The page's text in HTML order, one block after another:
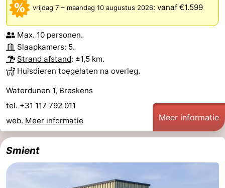
vrijdag 7 – maandag 10 augustus 2026: vanaf €1.599
Max. 10 personen.
Slaapkamers: 5.
Strand afstand: ±1,5 km.
Huisdieren toegelaten na overleg.
Waterdunen 1, Breskens
tel. +31 117 792 011
web. Meer informatie Meer informatie
Smient